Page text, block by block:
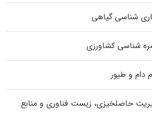
شناسی گیاهی
شناسی کشاورزی
دام و طیور
حاصلخیزی، زیست فناوری و منابع